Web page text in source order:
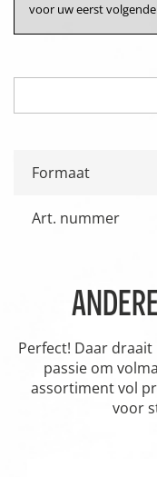
voor uw eerst
Formaat
Art. nummer
Perfect! Daar
passie om
assortiment vol
voor